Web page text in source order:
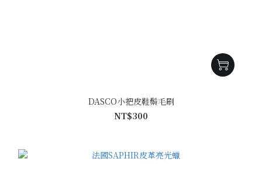
DASCO小把皮鞋鬃毛刷
NT$300